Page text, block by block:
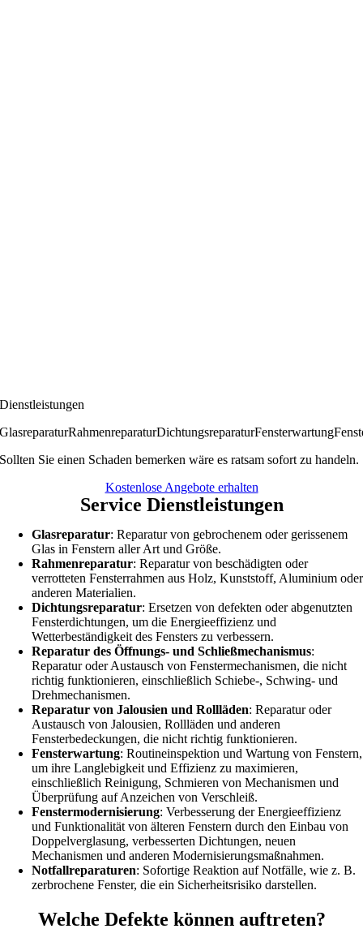
Dienstleistungen
GlasreparaturRahmenreparaturDichtungsreparaturFensterwartung
Sollten Sie einen Schaden bemerken wäre es ratsam sofort zu handeln.
Kostenlose Angebote erhalten
Service Dienstleistungen
Glasreparatur: Reparatur von gebrochenem oder gerissenem
Glas in Fenstern aller Art und Größe.
Rahmenreparatur: Reparatur von beschädigten oder
verrotteten Fensterrahmen aus Holz, Kunststoff, Aluminium oder
anderen Materialien.
Dichtungsreparatur: Ersetzen von defekten oder abgenutzten
Fensterdichtungen, um die Energieeffizienz und
Wetterbeständigkeit des Fensters zu verbessern.
Reparatur des Öffnungs- und Schließmechanismus:
Reparatur oder Austausch von Fenstermechanismen, die nicht
richtig funktionieren, einschließlich Schiebe-, Schwing- und
Drehmechanismen.
Reparatur von Jalousien und Rollläden: Reparatur oder
Austausch von Jalousien, Rollläden und anderen
Fensterbedeckungen, die nicht richtig funktionieren.
Fensterwartung: Routineinspektion und Wartung von Fenstern,
um ihre Langlebigkeit und Effizienz zu maximieren,
einschließlich Reinigung, Schmieren von Mechanismen und
Überprüfung auf Anzeichen von Verschleiß.
Fenstermodernisierung: Verbesserung der Energieeffizienz
und Funktionalität von älteren Fenstern durch den Einbau von
Doppelverglasung, verbesserten Dichtungen, neuen
Mechanismen und anderen Modernisierungsmaßnahmen.
Notfallreparaturen: Sofortige Reaktion auf Notfälle, wie z. B.
zerbrochene Fenster, die ein Sicherheitsrisiko darstellen.
Welche Defekte können auftreten?